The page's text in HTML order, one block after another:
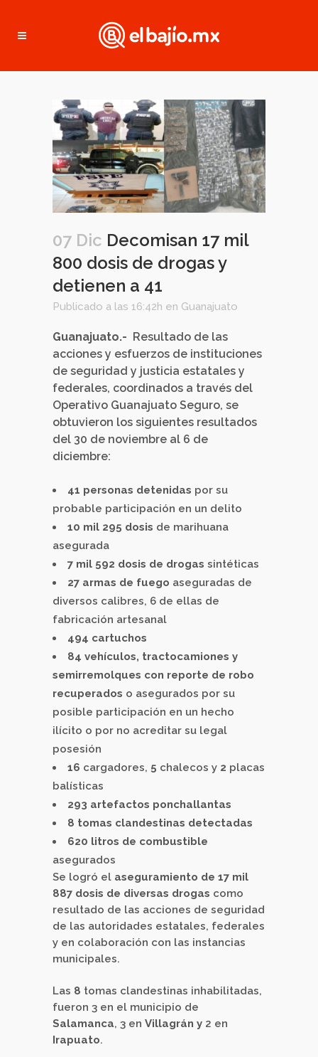
07 Dic Decomisan 17 mil
800 dosis de drogas y
detienen a 41
Publicado a las 16:42h en Guanajuato
Guanajuato.- Resultado de las
acciones y esfuerzos de instituciones
de seguridad y justicia estatales y
federales, coordinados a través del
Operativo Guanajuato Seguro, se
obtuvieron los siguientes resultados
del 30 de noviembre al 6 de
diciembre:
41 personas detenidas por su
probable participación en un delito
10 mil 295 dosis de marihuana
asegurada
7 mil 592 dosis de drogas sintéticas
27 armas de fuego aseguradas de
diversos calibres, 6 de ellas de
fabricación artesanal
494 cartuchos
84 vehículos, tractocamiones y
semirremolques con reporte de robo
recuperados o asegurados por su
posible participación en un hecho
ilícito o por no acreditar su legal
posesión
16 cargadores, 5 chalecos y 2 placas
balísticas
293 artefactos ponchallantas
8 tomas clandestinas detectadas
620 litros de combustible
asegurados
Se logró el aseguramiento de 17 mil
887 dosis de diversas drogas como
resultado de las acciones de seguridad
de las autoridades estatales, federales
y en colaboración con las instancias
municipales.
Las 8 tomas clandestinas inhabilitadas,
fueron 3 en el municipio de
Salamanca, 3 en Villagrán y 2 en
Irapuato.